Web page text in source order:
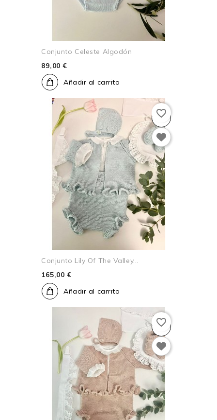
Conjunto Celeste Algodón
89,00 €
Añadir al carrito
Conjunto Lily Of The Valley...
165,00 €
Añadir al carrito
favorite_border
favorite_border